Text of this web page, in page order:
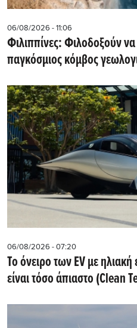
06/08/2026 - 11:06
Φιλιππίνες: Φιλοδοξούν
παγκόσμιος κόμβος
06/08/2026 - 07:20
Το όνειρο των EV με ηλιακή
είναι τόσο άπιαστο (Clean